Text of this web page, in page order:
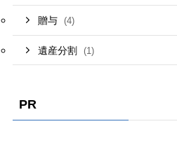
贈与 (4)
遺産分割 (1)
PR